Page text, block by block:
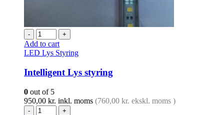
- +
Add to cart
LED Lys Styring
Intelligent Lys styring
0 out of 5
950,00 kr. inkl. moms (760,00 kr. ekskl. moms )
- +